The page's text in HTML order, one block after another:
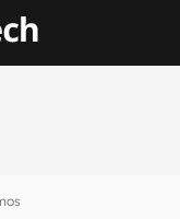
em primeira